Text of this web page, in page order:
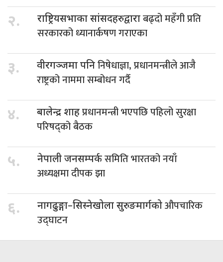
२. राष्ट्रियसभाका सांसदहरुद्वाराबढ्दो महँगी प्रति
सरकारको ध्यानार्कषण गराएका
३. वीरगञ्जमा पनिनिषेधाज्ञा, प्रधानमन्त्रीले आजै
राष्ट्रको नाममा सम्बोधन गर्दै
४. बालेन्द्र शाहप्रधानमन्त्री भएपछि पहिलो सुरक्षा
परिषद्को बैठक
५. नेपाली जनसम्पर्कसमिति भारतको नयाँ
अध्यक्षमा दीपक झा
६. नागढुङ्गा–सिस्नेखोला सुरुङमार्गकोऔपचारिक
उद्घाटन